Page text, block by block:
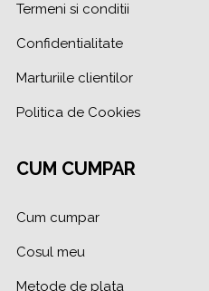
Termeni si conditii
Confidentialitate
Marturiile clientilor
Politica de Cookies
CUM CUMPAR
Cum cumpar
Cosul meu
Metode de plata